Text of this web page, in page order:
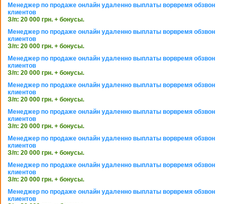
Менеджер по продаже онлайн удаленно выплаты ворвремя обзвон
клиентов
З/п: 20 000 грн. + бонусы.
Менеджер по продаже онлайн удаленно выплаты ворвремя обзвон
клиентов
З/п: 20 000 грн. + бонусы.
Менеджер по продаже онлайн удаленно выплаты ворвремя обзвон
клиентов
З/п: 20 000 грн. + бонусы.
Менеджер по продаже онлайн удаленно выплаты ворвремя обзвон
клиентов
З/п: 20 000 грн. + бонусы.
Менеджер по продаже онлайн удаленно выплаты ворвремя обзвон
клиентов
З/п: 20 000 грн. + бонусы.
Менеджер по продаже онлайн удаленно выплаты ворвремя обзвон
клиентов
З/п: 20 000 грн. + бонусы.
Менеджер по продаже онлайн удаленно выплаты ворвремя обзвон
клиентов
З/п: 20 000 грн. + бонусы.
Менеджер по продаже онлайн удаленно выплаты ворвремя обзвон
клиентов